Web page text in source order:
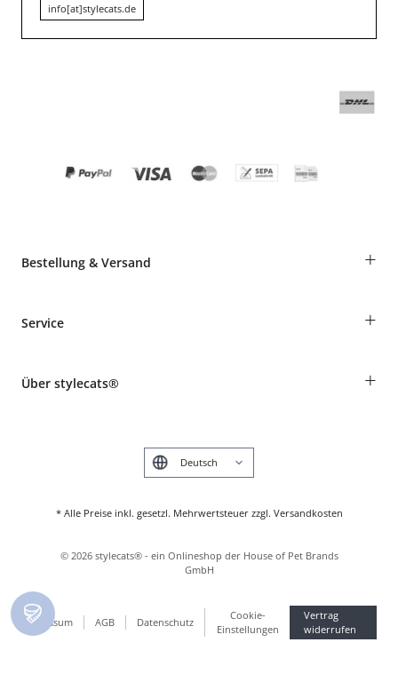
info[at]stylecats.de
Bestellung & Versand +
Informationen zur Lieferung
Produkte reklamieren und zurücksenden
Service +
Tierkrankenversicherung
Über stylecats® +
* Alle Preise inkl. gesetzl. Mehrwertsteuer zzgl. Versandkosten
English
Impressum AGB Datenschutz
Cookie-
Einstellungen
Vertrag
widerrufen
© 2026 stylecats® - ein Onlineshop der House of Pet Brands
GmbH